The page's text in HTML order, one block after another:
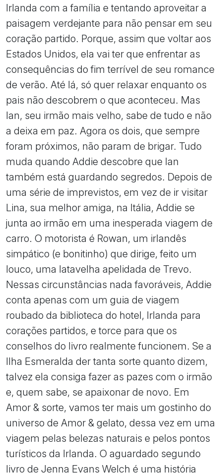
Irlanda com a família e tentando aproveitar a
paisagem verdejante para não pensar em seu
coração partido. Porque, assim que voltar aos
Estados Unidos, ela vai ter que enfrentar as
consequências do fim terrível de seu romance
de verão. Até lá, só quer relaxar enquanto os
pais não descobrem o que aconteceu. Mas
Ian, seu irmão mais velho, sabe de tudo e não
a deixa em paz. Agora os dois, que sempre
foram próximos, não param de brigar. Tudo
muda quando Addie descobre que Ian
também está guardando segredos. Depois de
uma série de imprevistos, em vez de ir visitar
Lina, sua melhor amiga, na Itália, Addie se
junta ao irmão em uma inesperada viagem de
carro. O motorista é Rowan, um irlandês
simpático (e bonitinho) que dirige, feito um
louco, uma latavelha apelidada de Trevo.
Nessas circunstâncias nada favoráveis, Addie
conta apenas com um guia de viagem
roubado da biblioteca do hotel, Irlanda para
corações partidos, e torce para que os
conselhos do livro realmente funcionem. Se a
Ilha Esmeralda der tanta sorte quanto dizem,
talvez ela consiga fazer as pazes com o irmão
e, quem sabe, se apaixonar de novo. Em
Amor & sorte, vamos ter mais um gostinho do
universo de Amor & gelato, dessa vez em uma
viagem pelas belezas naturais e pelos pontos
turísticos da Irlanda. O aguardado segundo
livro de Jenna Evans Welch é uma história